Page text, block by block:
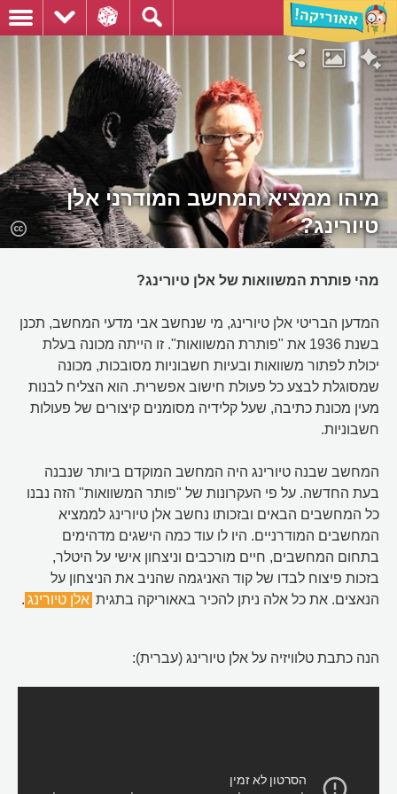
מיהו ממציא המחשב המודרני אלן
טיורינג?
מהי פותרת המשוואות של אלן טיורינג?
המדען הבריטי אלן טיורינג, מי שנחשב אבי מדעי המחשב, תכנן
בשנת 1936 את "פותרת המשוואות". זו הייתה מכונה בעלת
יכולת לפתור משוואות ובעיות חשבוניות מסובכות, מכונה
שמסוגלת לבצע כל פעולת חישוב אפשרית. הוא הצליח לבנות
מעין מכונת כתיבה, שעל קלידיה מסומנים קיצורים של פעולות
חשבוניות.
המחשב שבנה טיורינג היה המחשב המוקדם ביותר שנבנה
בעת החדשה. על פי העקרונות של "פותר המשוואות" הזה נבנו
כל המחשבים הבאים ובזכותו נחשב אלן טיורינג לממציא
המחשבים המודרניים. היו לו עוד כמה הישגים מדהימים
בתחום המחשבים, חיים מורכבים וניצחון אישי על היטלר,
בזכות פיצוח לבדו של קוד האניגמה שהניב את הניצחון על
הנאצים. את כל אלה ניתן להכיר באאוריקה בתגית אלן טיורינג .
הנה כתבת טלוויזיה על אלן טיורינג (עברית):